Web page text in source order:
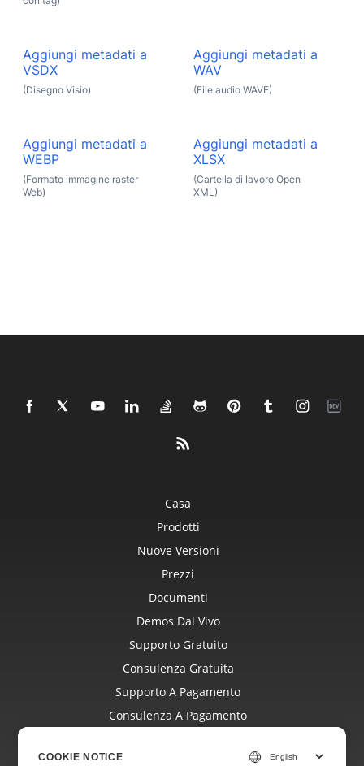
Aggiungi metadati a
VSDX
(Disegno Visio)
Aggiungi metadati a
WAV
(File audio WAVE)
Aggiungi metadati a
WEBP
(Formato immagine raster
Web)
Aggiungi metadati a
XLSX
(Cartella di lavoro Open
XML)
Casa
Prodotti
Nuove Versioni
Prezzi
Documenti
Demos Dal Vivo
Supporto Gratuito
Consulenza Gratuita
Supporto A Pagamento
Consulenza A Pagamento
COOKIE NOTICE